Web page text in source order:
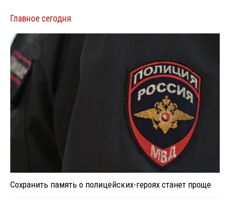
Главное сегодня
Сохранить память о полицейских-героях станет проще